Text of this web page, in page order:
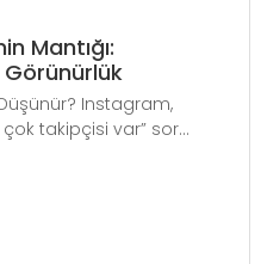
Mantığı:
Instagram,
takipçisi var” sor...